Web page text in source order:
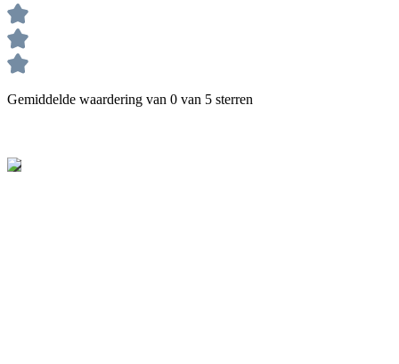
Gemiddelde waardering van 0 van 5 sterren